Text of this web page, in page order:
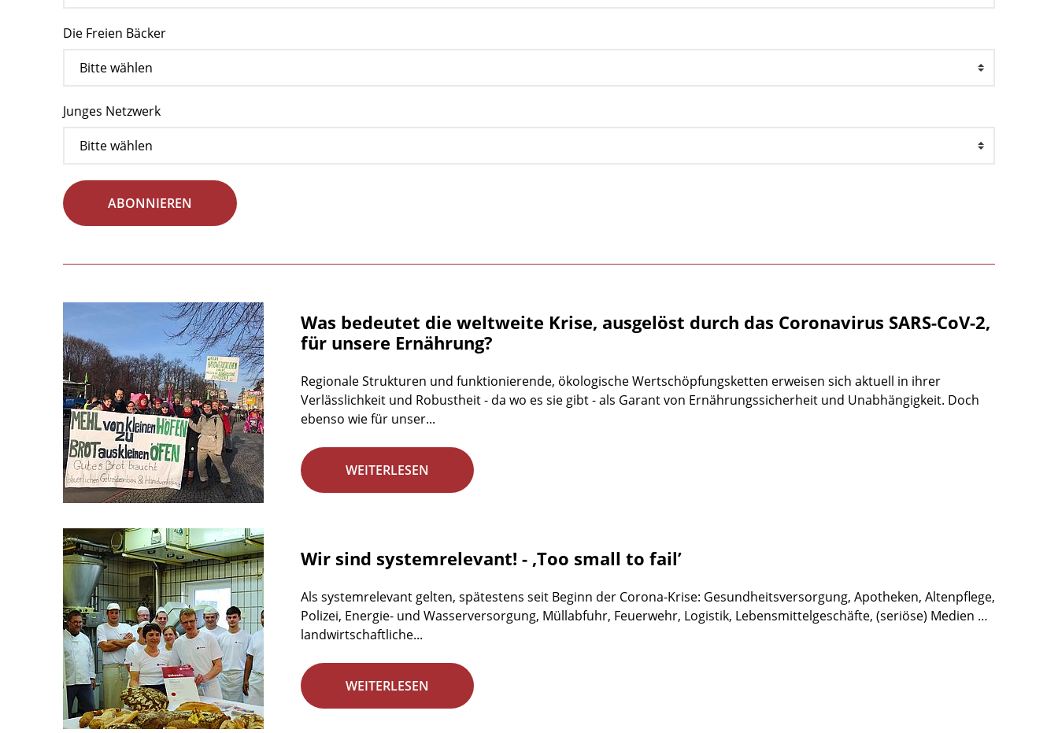
Die Freien Bäcker
Junges Netzwerk
ABONNIEREN
Was bedeutet die weltweite Krise, ausgelöst durch das Coronavirus SARS-CoV-2,
für unsere Ernährung?
Regionale Strukturen und funktionierende, ökologische Wertschöpfungsketten erweisen sich aktuell in ihrer
Verlässlichkeit und Robustheit - da wo es sie gibt - als Garant von Ernährungssicherheit und Unabhängigkeit. Doch
ebenso wie für unser...
WEITERLESEN
Wir sind systemrelevant! - ‚Too small to fail’
Als systemrelevant gelten, spätestens seit Beginn der Corona-Krise: Gesundheitsversorgung, Apotheken, Altenpflege,
Polizei, Energie- und Wasserversorgung, Müllabfuhr, Feuerwehr, Logistik, Lebensmittelgeschäfte, (seriöse) Medien …
landwirtschaftliche...
WEITERLESEN